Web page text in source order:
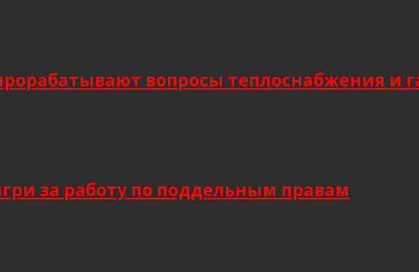
вопросы теплоснабжения и
за работу по поддельным правам